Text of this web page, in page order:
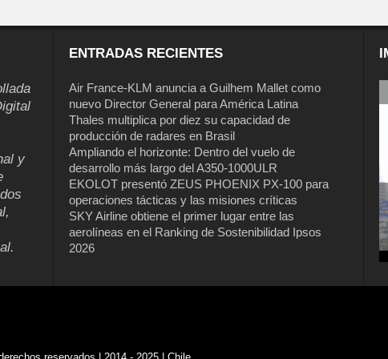
y
ENTRADAS RECIENTES
Air France-KLM anuncia a Guilhem Mallet como
nuevo Director General para América Latina
Thales multiplica por diez su capacidad de
producción de radares en Brasil
Ampliando el horizonte: Dentro del vuelo de
desarrollo más largo del A350-1000ULR
EKOLOT presentó ZEUS PHOENIX PX-100 para
operaciones tácticas y las misiones críticas
SKY Airline obtiene el primer lugar entre las
aerolíneas en el Ranking de Sostenibilidad Ipsos
2026
Air France-KLM anuncia a Guilhem
Mallet como nuevo Director General
para América Latina